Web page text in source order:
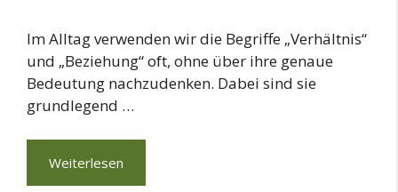
Im Alltag verwenden wir die Begriffe „Verhältnis“
und „Beziehung“ oft, ohne über ihre genaue
Bedeutung nachzudenken. Dabei sind sie
grundlegend …
Weiterlesen